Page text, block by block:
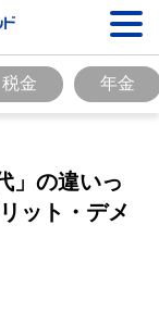
税金 年金
」の違いっ
ット・デメ